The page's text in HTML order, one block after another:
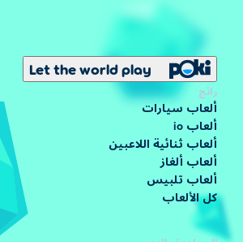
Let the world play
رائج
ألعاب سيارات
ألعاب io
ألعاب ثنائية اللاعبين
ألعاب ألغاز
ألعاب تلبيس
كل الألعاب